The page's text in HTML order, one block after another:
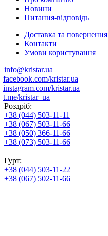
Новини
Питання-відповідь
Доставка та повернення
Контакти
Умови користування
info@kristar.ua
facebook.com/kristar.ua
instagram.com/kristar.ua
t.me/kristar_ua
Роздріб:
+38 (044) 503-11-11
+38 (067) 503-11-66
+38 (050) 366-11-66
+38 (073) 503-11-66
Гурт:
+38 (044) 503-11-22
+38 (067) 502-11-66